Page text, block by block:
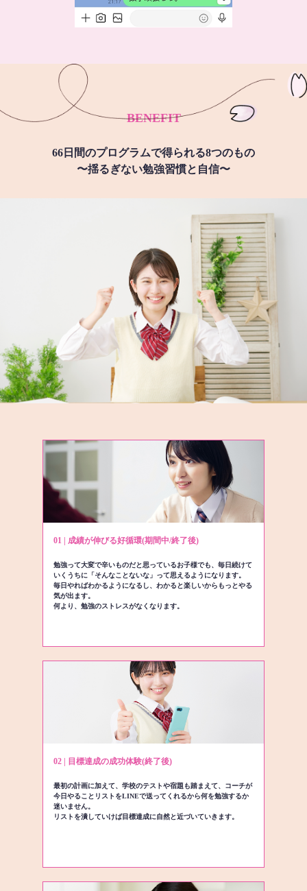
BENEFIT
66日間のプログラムで得られる8つのもの
〜揺るぎない勉強習慣と自信〜
01 | 成績が伸びる好循環(期間中/終了後)
勉強って大変で辛いものだと思っているお子様でも、毎日続けて
いくうちに「そんなことないな」って思えるようになります。
毎日やればわかるようになるし、わかると楽しいからもっとやる
気が出ます。
何より、勉強のストレスがなくなります。
02 | 目標達成の成功体験(終了後)
最初の計画に加えて、学校のテストや宿題も踏まえて、コーチが
今日やることリストをLINEで送ってくれるから何を勉強するか
迷いません。
リストを潰していけば目標達成に自然と近づいていきます。